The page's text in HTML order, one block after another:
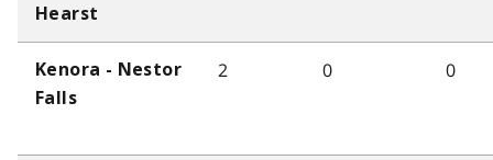
Hearst
Kenora - Nestor
Falls
2 0 0